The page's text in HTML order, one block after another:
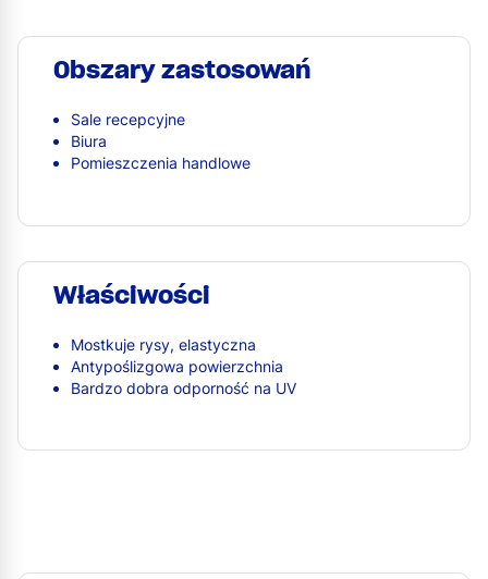
Obszary zastosowań
Sale recepcyjne
Biura
Pomieszczenia handlowe
Właściwości
Mostkuje rysy, elastyczna
Antypoślizgowa powierzchnia
Bardzo dobra odporność na UV